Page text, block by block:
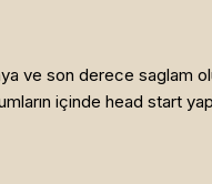
ve son derece saglam
içinde head start